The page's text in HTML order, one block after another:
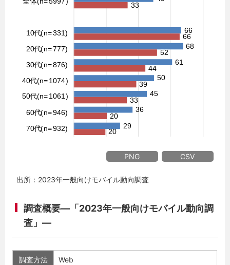
PNG CSV
出所：2023年一般向けモバイル動向調査
調査概要―「2023年一般向けモバイル動向調
査」―
調査方法 Web